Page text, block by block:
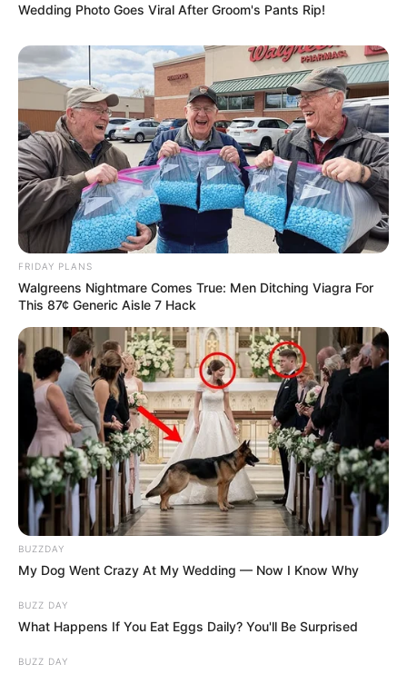
Wedding Photo Goes Viral After Groom's Pants Rip!
FRIDAY PLANS
Walgreens Nightmare Comes True: Men Ditching Viagra For
This 87¢ Generic Aisle 7 Hack
BUZZDAY
My Dog Went Crazy At My Wedding — Now I Know Why
BUZZ DAY
What Happens If You Eat Eggs Daily? You'll Be Surprised
BUZZ DAY